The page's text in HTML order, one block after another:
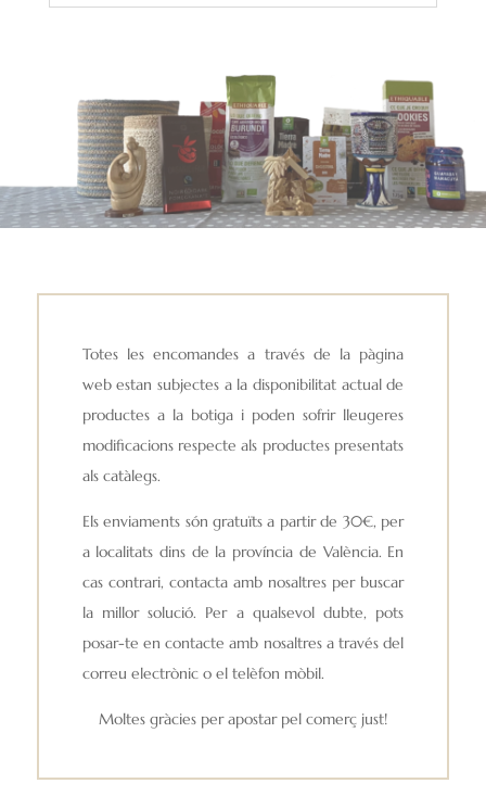
Totes les encomandes a través de la pàgina
web estan subjectes a la disponibilitat actual de
productes a la botiga i poden sofrir lleugeres
modificacions respecte als productes presentats
als catàlegs.
Els enviaments són gratuïts a partir de 30€, per
a localitats dins de la província de València. En
cas contrari, contacta amb nosaltres per buscar
la millor solució. Per a qualsevol dubte, pots
posar-te en contacte amb nosaltres a través del
correu electrònic o el telèfon mòbil.
Moltes gràcies per apostar pel comerç just!